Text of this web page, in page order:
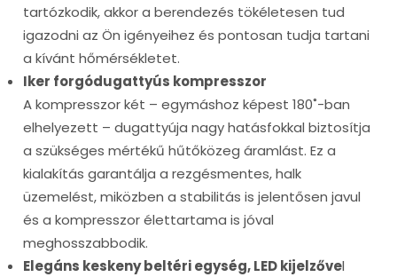
tartózkodik, akkor a berendezés tökéletesen tud
igazodni az Ön igényeihez és pontosan tudja tartani
a kívánt hőmérsékletet.
Iker forgódugattyús kompresszor
A kompresszor két – egymáshoz képest 180˚-ban
elhelyezett – dugattyúja nagy hatásfokkal biztosítja
a szükséges mértékű hűtőközeg áramlást. Ez a
kialakítás garantálja a rezgésmentes, halk
üzemelést, miközben a stabilitás is jelentősen javul
és a kompresszor élettartama is jóval
meghosszabbodik.
Elegáns keskeny beltéri egység, LED kijelzővel